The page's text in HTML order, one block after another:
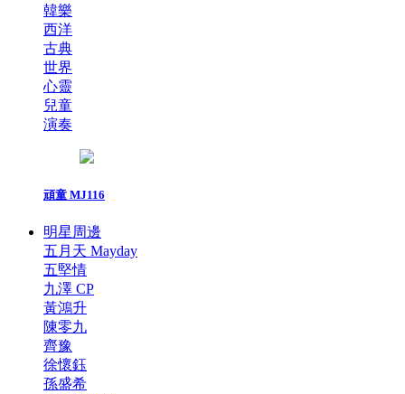
韓樂
西洋
古典
世界
心靈
兒童
演奏
頑童 MJ116
明星周邊
五月天 Mayday
五堅情
九澤 CP
黃鴻升
陳零九
齊豫
徐懷鈺
孫盛希